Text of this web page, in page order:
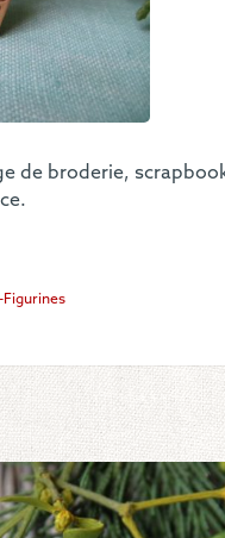
de broderie,